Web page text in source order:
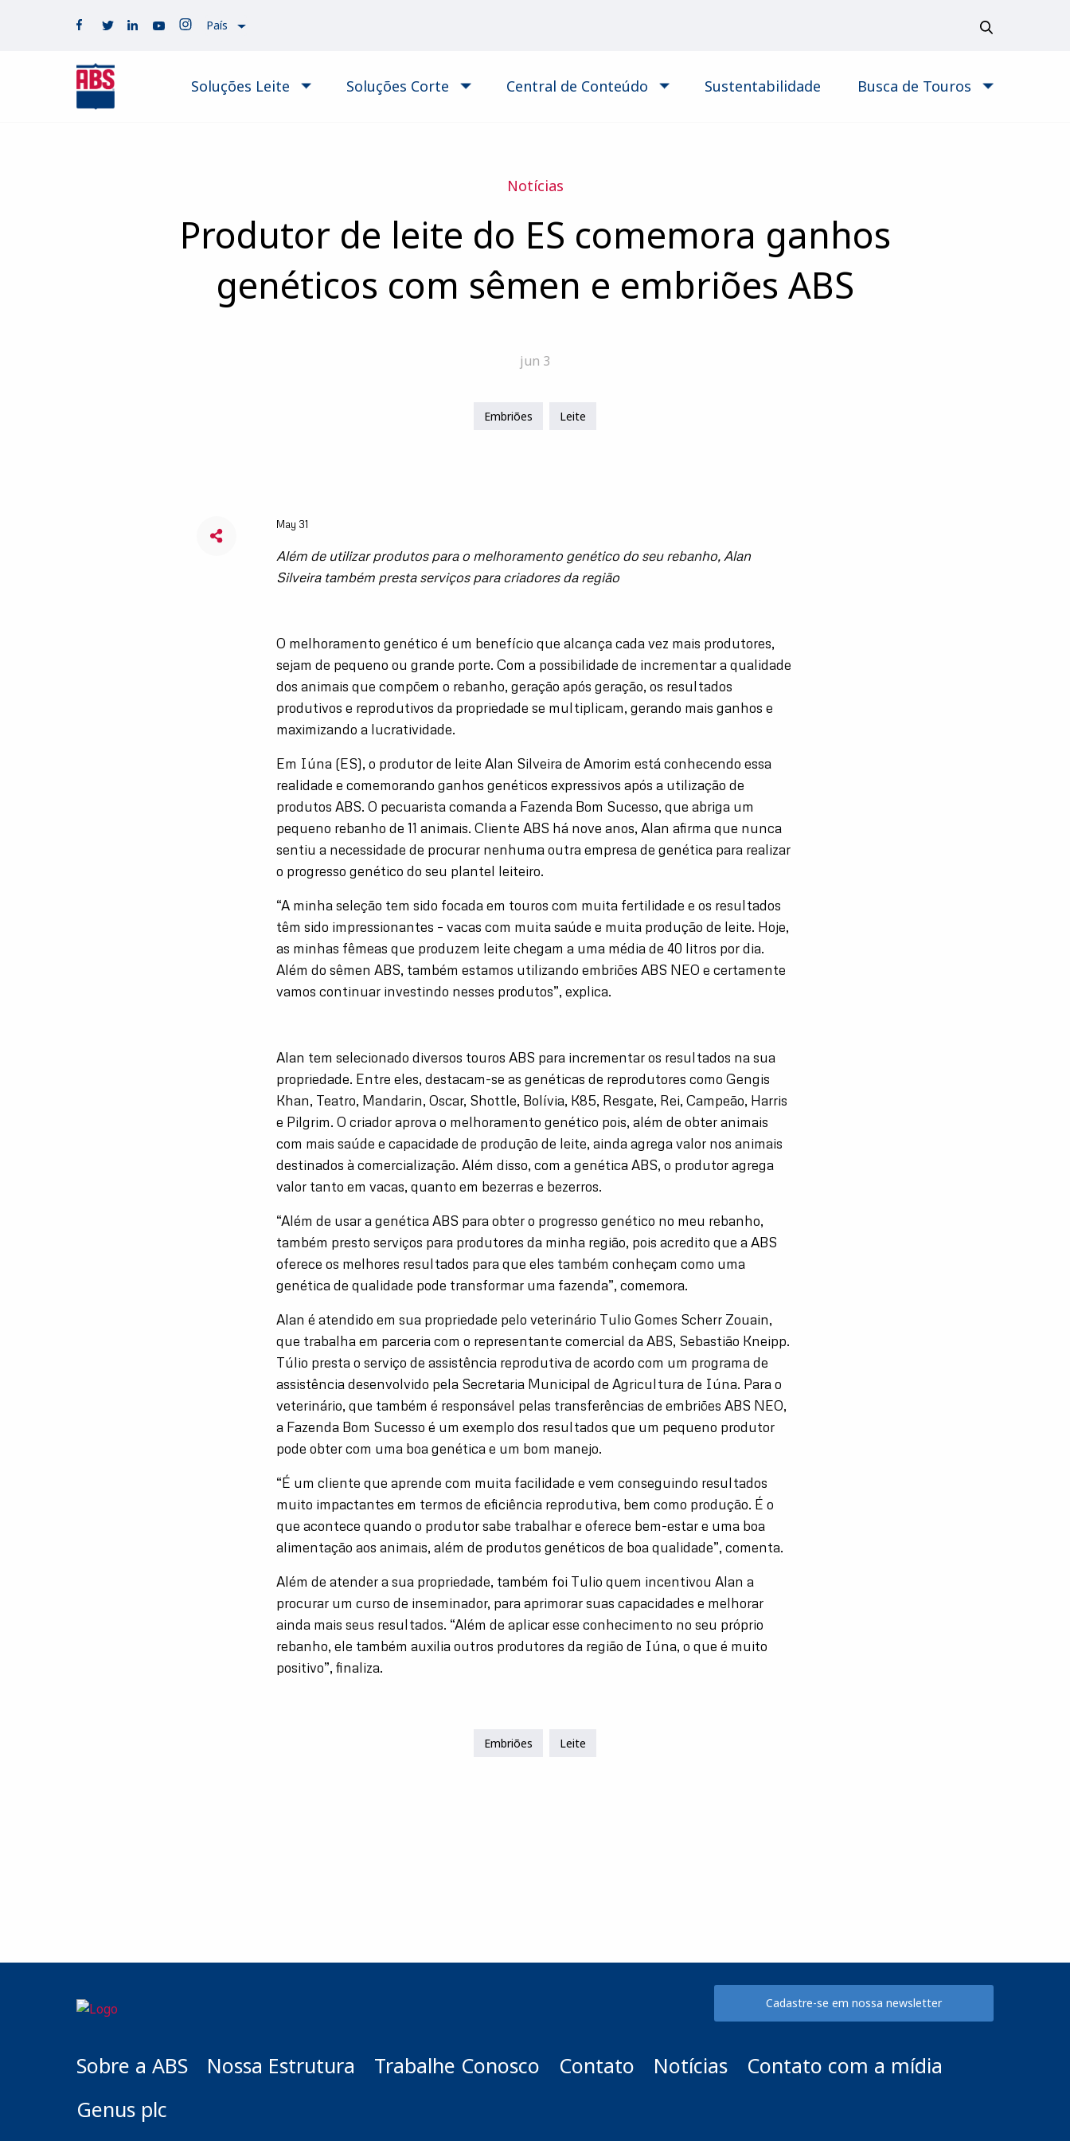
País
Soluções Leite Soluções Corte Central de Conteúdo Sustentabilidade Busca de Touros
Notícias
Produtor de leite do ES comemora ganhos
genéticos com sêmen e embriões ABS
jun 3
Embriões Leite
May 31
Além de utilizar produtos para o melhoramento genético do seu rebanho, Alan
Silveira também presta serviços para criadores da região
O melhoramento genético é um benefício que alcança cada vez mais produtores,
sejam de pequeno ou grande porte. Com a possibilidade de incrementar a qualidade
dos animais que compõem o rebanho, geração após geração, os resultados
produtivos e reprodutivos da propriedade se multiplicam, gerando mais ganhos e
maximizando a lucratividade.
Em Iúna (ES), o produtor de leite Alan Silveira de Amorim está conhecendo essa
realidade e comemorando ganhos genéticos expressivos após a utilização de
produtos ABS. O pecuarista comanda a Fazenda Bom Sucesso, que abriga um
pequeno rebanho de 11 animais. Cliente ABS há nove anos, Alan afirma que nunca
sentiu a necessidade de procurar nenhuma outra empresa de genética para realizar
o progresso genético do seu plantel leiteiro.
“A minha seleção tem sido focada em touros com muita fertilidade e os resultados
têm sido impressionantes – vacas com muita saúde e muita produção de leite. Hoje,
as minhas fêmeas que produzem leite chegam a uma média de 40 litros por dia.
Além do sêmen ABS, também estamos utilizando embriões ABS NEO e certamente
vamos continuar investindo nesses produtos”, explica.
Alan tem selecionado diversos touros ABS para incrementar os resultados na sua
propriedade. Entre eles, destacam-se as genéticas de reprodutores como Gengis
Khan, Teatro, Mandarin, Oscar, Shottle, Bolívia, K85, Resgate, Rei, Campeão, Harris
e Pilgrim. O criador aprova o melhoramento genético pois, além de obter animais
com mais saúde e capacidade de produção de leite, ainda agrega valor nos animais
destinados à comercialização. Além disso, com a genética ABS, o produtor agrega
valor tanto em vacas, quanto em bezerras e bezerros.
“Além de usar a genética ABS para obter o progresso genético no meu rebanho,
também presto serviços para produtores da minha região, pois acredito que a ABS
oferece os melhores resultados para que eles também conheçam como uma
genética de qualidade pode transformar uma fazenda”, comemora.
Alan é atendido em sua propriedade pelo veterinário Tulio Gomes Scherr Zouain,
que trabalha em parceria com o representante comercial da ABS, Sebastião Kneipp.
Túlio presta o serviço de assistência reprodutiva de acordo com um programa de
assistência desenvolvido pela Secretaria Municipal de Agricultura de Iúna. Para o
veterinário, que também é responsável pelas transferências de embriões ABS NEO,
a Fazenda Bom Sucesso é um exemplo dos resultados que um pequeno produtor
pode obter com uma boa genética e um bom manejo.
“É um cliente que aprende com muita facilidade e vem conseguindo resultados
muito impactantes em termos de eficiência reprodutiva, bem como produção. É o
que acontece quando o produtor sabe trabalhar e oferece bem-estar e uma boa
alimentação aos animais, além de produtos genéticos de boa qualidade”, comenta.
Além de atender a sua propriedade, também foi Tulio quem incentivou Alan a
procurar um curso de inseminador, para aprimorar suas capacidades e melhorar
ainda mais seus resultados. “Além de aplicar esse conhecimento no seu próprio
rebanho, ele também auxilia outros produtores da região de Iúna, o que é muito
positivo”, finaliza.
Embriões Leite
Cadastre-se em nossa newsletter
Sobre a ABS Nossa Estrutura Trabalhe Conosco Contato Notícias
Contato com a mídia
Genus plc